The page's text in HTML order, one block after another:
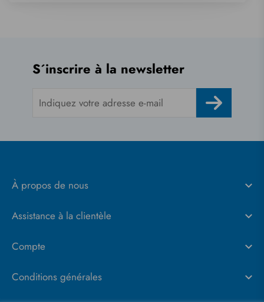
S´inscrire à la newsletter
À propos de nous
Assistance à la clientèle
Compte
Conditions générales